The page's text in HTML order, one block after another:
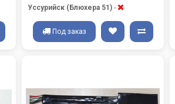
Уссурийск (Блюхера 51) -
Под заказ